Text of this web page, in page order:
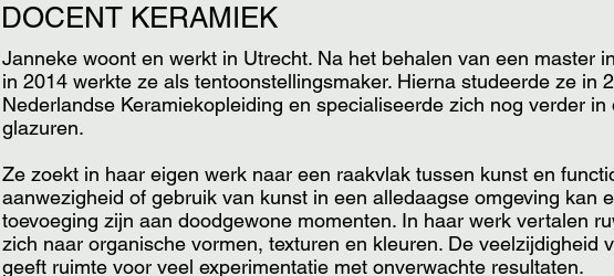
DOCENT KERAMIEK
Janneke woont en werkt in Utrecht. Na het behalen van een master
in 2014 werkte ze als tentoonstellingsmaker. Hierna studeerde ze in
Nederlandse Keramiekopleiding en specialiseerde zich nog verder in
glazuren.
Ze zoekt in haar eigen werk naar een raakvlak tussen kunst en
aanwezigheid of gebruik van kunst in een alledaagse omgeving kan
toevoeging zijn aan doodgewone momenten. In haar werk vertalen
zich naar organische vormen, texturen en kleuren. De veelzijdigheid
geeft ruimte voor veel experimentatie met onverwachte resultaten.